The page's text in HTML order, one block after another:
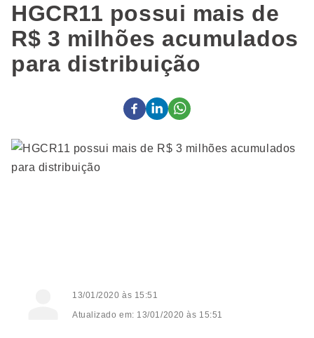
HGCR11 possui mais de
R$ 3 milhões acumulados
para distribuição
13/01/2020 às 15:51
Atualizado em: 13/01/2020 às 15:51